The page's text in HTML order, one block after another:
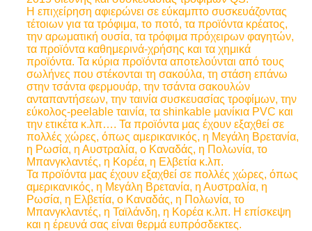
Η επιχείρηση αφιερώνει σε εύκαμπτο συσκευάζοντας
τέτοιων για τα τρόφιμα, το ποτό, τα προϊόντα κρέατος,
την αρωματική ουσία, τα τρόφιμα πρόχειρων φαγητών,
τα προϊόντα καθημερινά-χρήσης και τα χημικά
προϊόντα. Τα κύρια προϊόντα αποτελούνται από τους
σωλήνες που στέκονται τη σακούλα, τη στάση επάνω
στην τσάντα φερμουάρ, την τσάντα σακουλών
ανταπαντήσεων, την ταινία συσκευασίας τροφίμων, την
εύκολος-peelable ταινία, τα shinkable μανίκια PVC και
την ετικέτα κ.λπ…. Τα προϊόντα μας έχουν εξαχθεί σε
πολλές χώρες, όπως αμερικανικός, η Μεγάλη Βρετανία,
η Ρωσία, η Αυστραλία, ο Καναδάς, η Πολωνία, το
Μπανγκλαντές, η Κορέα, η Ελβετία κ.λπ.
Τα προϊόντα μας έχουν εξαχθεί σε πολλές χώρες, όπως
αμερικανικός, η Μεγάλη Βρετανία, η Αυστραλία, η
Ρωσία, η Ελβετία, ο Καναδάς, η Πολωνία, το
Μπανγκλαντές, η Ταϊλάνδη, η Κορέα κ.λπ. Η επίσκεψη
και η έρευνά σας είναι θερμά ευπρόσδεκτες.